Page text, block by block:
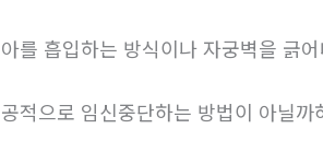
를 흡입하는 방식이나 자궁벽을 긁어
적으로 임신중단하는 방법이 아닐까